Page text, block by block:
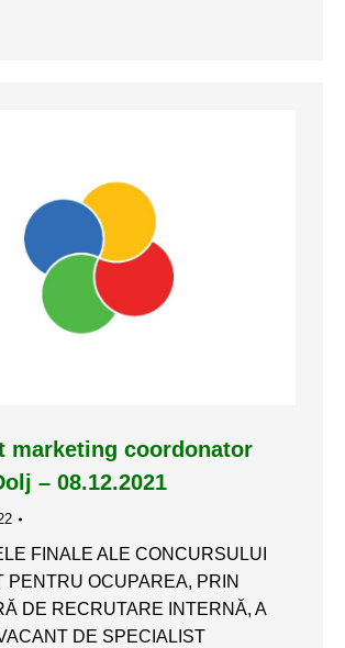
marketing coordonator
– 08.12.2021
FINALE ALE CONCURSULUI
PENTRU OCUPAREA, PRIN
DE RECRUTARE INTERNĂ, A
DE SPECIALIST